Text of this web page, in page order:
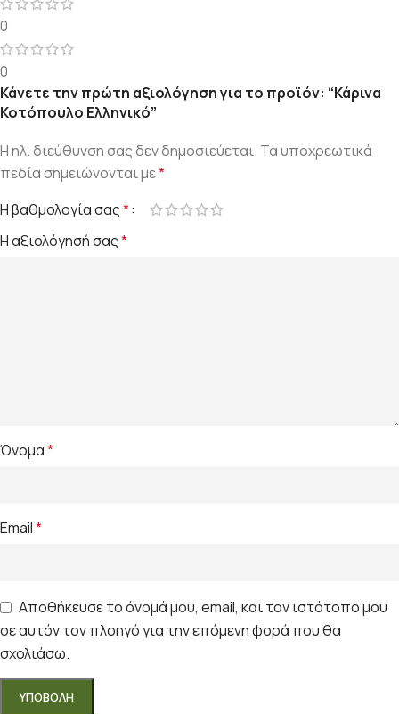
0
0
Κάνετε την πρώτη αξιολόγηση για το προϊόν: “Κάρινα
Κοτόπουλο Ελληνικό”
Η ηλ. διεύθυνση σας δεν δημοσιεύεται. Τα υποχρεωτικά
πεδία σημειώνονται με*
Η βαθμολογία σας*
Η αξιολόγησή σας*
Όνομα*
Email*
Αποθήκευσε το όνομά μου, email, και τον ιστότοπο μου
σε αυτόν τον πλοηγό για την επόμενη φορά που θα
σχολιάσω.